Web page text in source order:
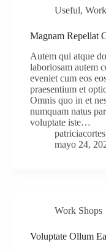
Useful,
Magnam Repellat
Autem qui atque
laboriosam autem
eveniet cum eos
praesentium et
Omnis quo in et
numquam natus
voluptate iste…
mayo 24,
Work Shops
Voluptate Ollum